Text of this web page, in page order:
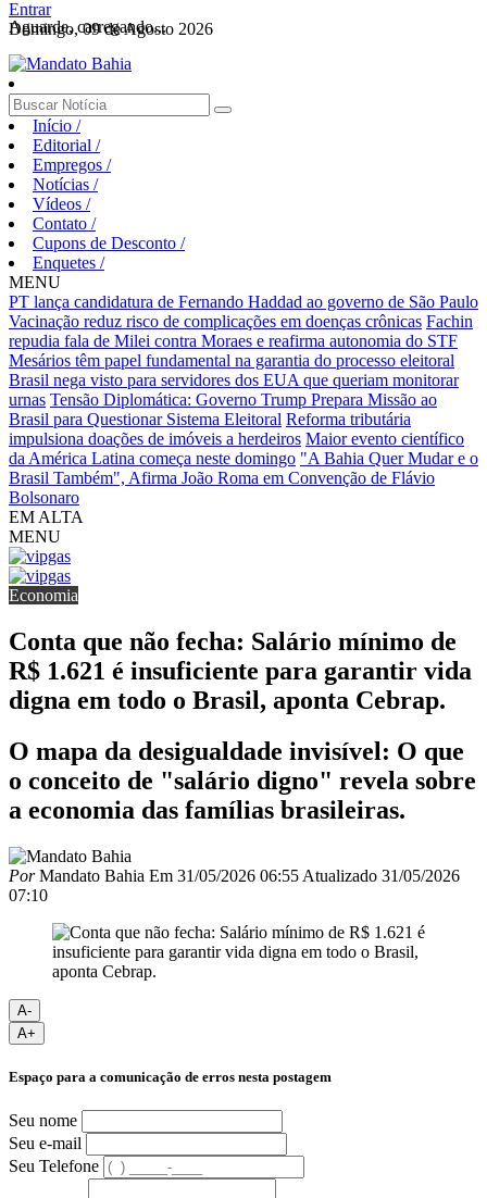
Aguarde, carregando...
Entrar
Domingo, 09 de Agosto 2026
Início /
Editorial /
Empregos /
Notícias /
Vídeos /
Contato /
Cupons de Desconto /
Enquetes /
MENU
PT lança candidatura de Fernando Haddad ao governo de São Paulo
Vacinação reduz risco de complicações em doenças crônicas Fachin
repudia fala de Milei contra Moraes e reafirma autonomia do STF
Mesários têm papel fundamental na garantia do processo eleitoral
Brasil nega visto para servidores dos EUA que queriam monitorar
urnas Tensão Diplomática: Governo Trump Prepara Missão ao
Brasil para Questionar Sistema Eleitoral Reforma tributária
impulsiona doações de imóveis a herdeiros Maior evento científico
da América Latina começa neste domingo "A Bahia Quer Mudar e o
Brasil Também", Afirma João Roma em Convenção de Flávio
Bolsonaro
EM ALTA
MENU
Economia
Conta que não fecha: Salário mínimo de
R$ 1.621 é insuficiente para garantir vida
digna em todo o Brasil, aponta Cebrap.
O mapa da desigualdade invisível: O que
o conceito de "salário digno" revela sobre
a economia das famílias brasileiras.
PorMandato Bahia Em 31/05/2026 06:55 Atualizado 31/05/2026
07:10
A-
A+
Espaço para a comunicação de erros nesta postagem
Seu nome
Seu e-mail
Seu Telefone